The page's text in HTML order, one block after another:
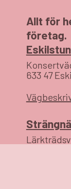
Allt för
företag.
633 47